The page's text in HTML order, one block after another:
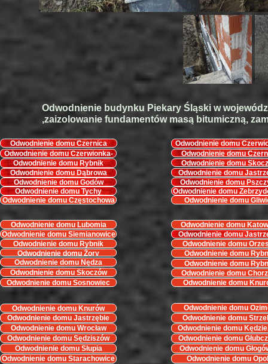
Odwodnienie budynku Piekary Śląski w
,zaizolowanie fundamentów masą bitumiczną,
Odwodnienie domu Czernica
Odwodnienie domu
Odwodnienie domu
Odwodnienie domu Rybnik
Odwodnienie domu
Odwodnienie domu Dąbrowa
Górnicza
Odwodnienie domu Czerwionka-
Leszczyny
Odwodnienie domu
Leszczyny
Odwodnienie domu Częstochowa
Odwodnienie domu
Odwodnienie domu
Odwodnienie domu Godów
Odwodnienie domu
Odwodnienie domu Tychy
Odwodnienie domu Lubomia
Odwodnienie domu Siemianowice
Odwodnienie domu
Odwodnienie domu
Odwodnienie domu
Odwodnienie domu Nędza
Odwodnienie domu
Odwodnienie domu
Odwodnienie domu Rybnik
Odwodnienie domu Skoczów
Odwodnienie domu Żory
Odwodnienie domu
Odwodnienie domu
Odwodnienie domu Sosnowiec
Odwodnienie domu Jastrzębie
Odwodnienie domu Knurów
Odwodnienie domu
Odwodnienie domu
Opolskie
Odwodnienie domu
Odwodnienie domu Starachowice
Odwodnienie domu
Koźle
Odwodnienie domu
Odwodnienie domu
Odwodnienie domu Sędziszów
Odwodnienie domu Słupia
Odwodnienie domu Wrocław